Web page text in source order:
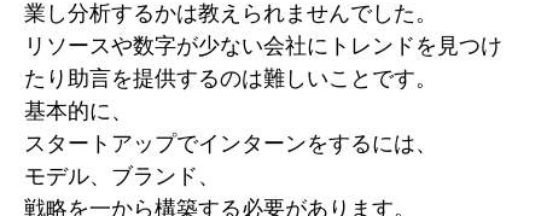
業し分析するかは教えられませんでした。
リソースや数字が少ない会社にトレンドを見つけ
たり助言を提供するのは難しいことです。
基本的に、
スタートアップでインターンをするには、
モデル、ブランド、
戦略を一から構築する必要があります。